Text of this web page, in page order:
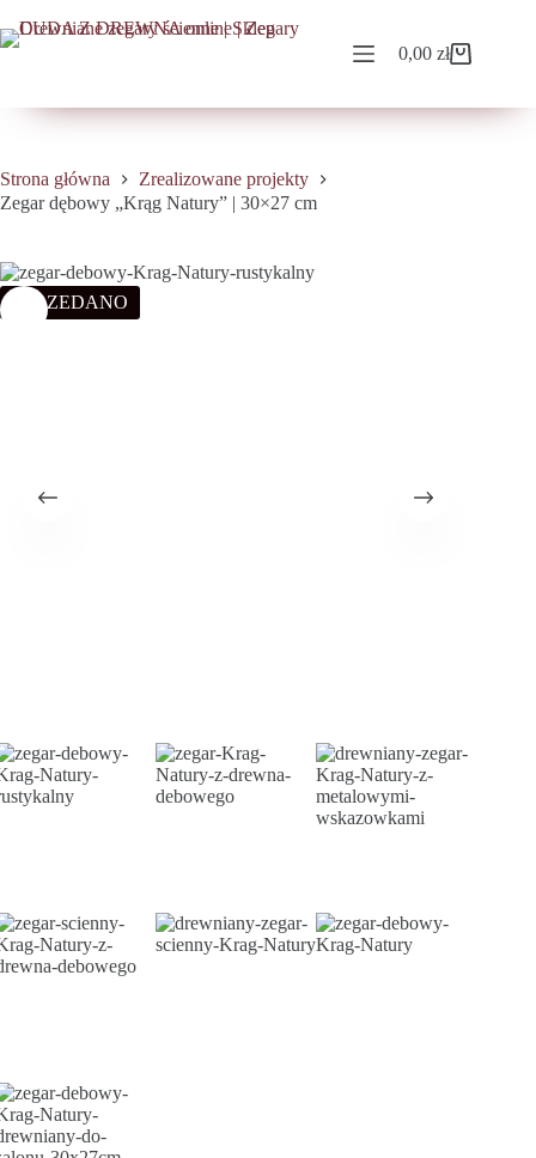
do
treści
Koszyk
0,00zł
Strona główna
Zrealizowane projekty
Zegar dębowy „Krąg Natury” | 30×27 cm
SPRZEDANO